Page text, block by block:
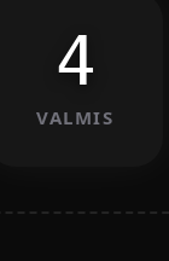
4
VALMIS